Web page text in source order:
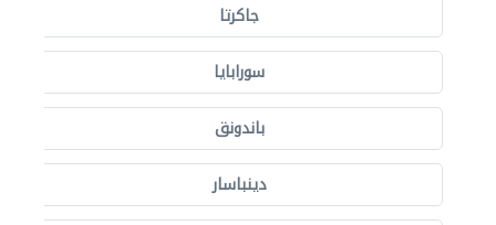
جاكرتا
سورابايا
باندونق
دينباسار